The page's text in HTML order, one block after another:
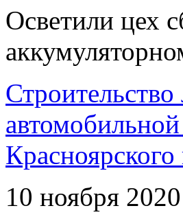
Осветили цех
Красноярского
10 ноября 2020